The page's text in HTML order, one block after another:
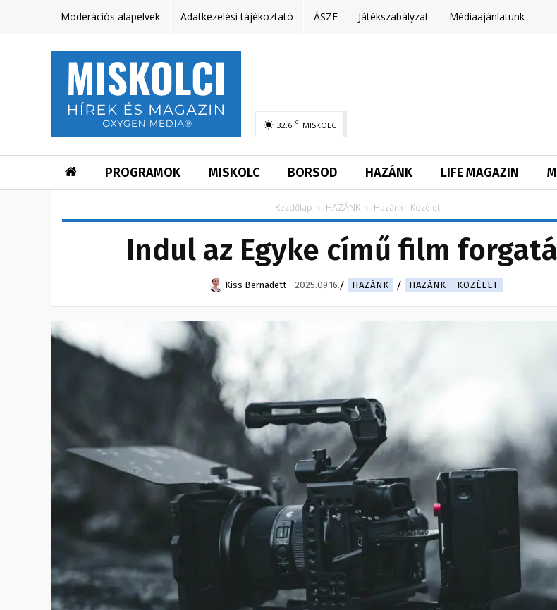
Moderációs alapelvek Adatkezelési tájékoztató ÁSZF Játékszabályzat Médiaajánlatunk
32.6 C MISKOLC
PROGRAMOK MISKOLC BORSOD HAZÁNK LIFE MAGAZIN
Kezdőlap HAZÁNK Hazánk - Közélet
Indul az Egyke című film
Kiss Bernadett - 2025.09.16. HAZÁNK HAZÁNK - KÖZÉLET